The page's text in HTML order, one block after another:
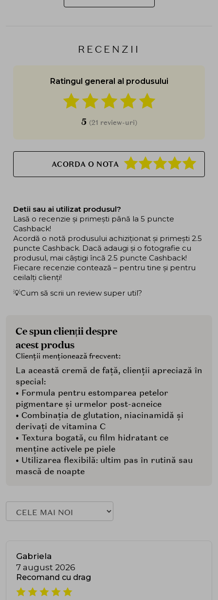
RECENZII
Ratingul general al produsului
5 (21 review-uri)
ACORDA O NOTA
Detii sau ai utilizat produsul?
Lasă o recenzie și primești până la 5 puncte
Cashback!
Acordă o notă produsului achiziționat și primești 2.5
puncte Cashback. Dacă adaugi și o fotografie cu
produsul, mai câștigi încă 2.5 puncte Cashback!
Fiecare recenzie contează – pentru tine și pentru
ceilalți clienți!
💡Cum să scrii un review super util?
Ce spun clienții despre
acest produs
Clienții menționează frecvent:
La această cremă de față, clienții apreciază în
special:
• Formula pentru estomparea petelor
pigmentare și urmelor post-acneice
• Combinația de glutation, niacinamidă și
derivați de vitamina C
• Textura bogată, cu film hidratant ce
menține activele pe piele
• Utilizarea flexibilă: ultim pas în rutină sau
mască de noapte
Gabriela
7 august 2026
Recomand cu drag